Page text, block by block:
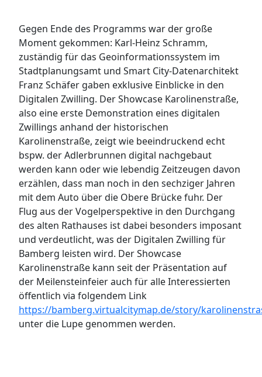
Gegen Ende des Programms war der große
Moment gekommen: Karl-Heinz Schramm,
zuständig für das Geoinformationssystem im
Stadtplanungsamt und Smart City-Datenarchitekt
Franz Schäfer gaben exklusive Einblicke in den
Digitalen Zwilling. Der Showcase Karolinenstraße,
also eine erste Demonstration eines digitalen
Zwillings anhand der historischen
Karolinenstraße, zeigt wie beeindruckend echt
bspw. der Adlerbrunnen digital nachgebaut
werden kann oder wie lebendig Zeitzeugen davon
erzählen, dass man noch in den sechziger Jahren
mit dem Auto über die Obere Brücke fuhr. Der
Flug aus der Vogelperspektive in den Durchgang
des alten Rathauses ist dabei besonders imposant
und verdeutlicht, was der Digitalen Zwilling für
Bamberg leisten wird. Der Showcase
Karolinenstraße kann seit der Präsentation auf
der Meilensteinfeier auch für alle Interessierten
öffentlich via folgendem Link
https://bamberg.virtualcitymap.de/story/
unter die Lupe genommen werden.